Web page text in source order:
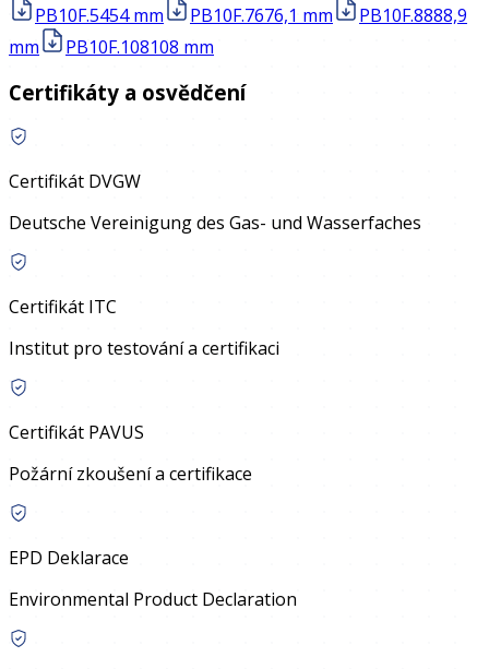
PB10F.5454 mm PB10F.7676,1 mm PB10F.8888,9
mm
PB10F.108108 mm
Certifikáty a osvědčení
Certifikát DVGW
Deutsche Vereinigung des Gas- und Wasserfaches
Certifikát ITC
Institut pro testování a certifikaci
Certifikát PAVUS
Požární zkoušení a certifikace
EPD Deklarace
Environmental Product Declaration